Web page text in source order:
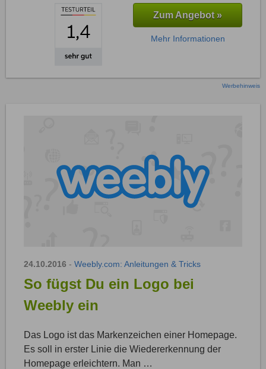
Zum Angebot »
Mehr Informationen
Werbehinweis
24.10.2016 - Weebly.com: Anleitungen & Tricks
So fügst Du ein Logo bei
Weebly ein
Das Logo ist das Markenzeichen einer Homepage.
Es soll in erster Linie die Wiedererkennung der
Homepage erleichtern. Man …